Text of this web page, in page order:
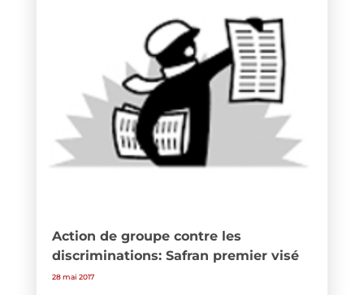
Action de groupe contre les
discriminations: Safran premier visé
28 mai 2017